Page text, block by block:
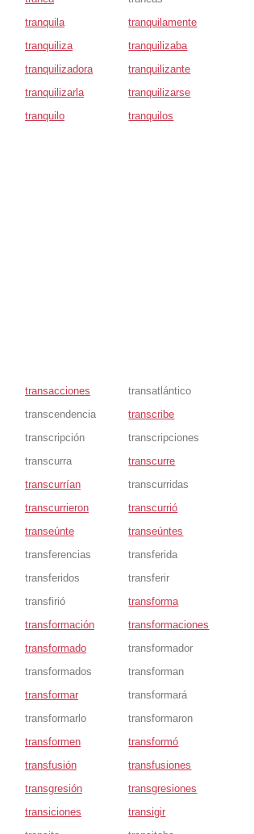
tranquila
tranquilamente
tranquiliza
tranquilizaba
tranquilizadora
tranquilizante
tranquilizarla
tranquilizarse
tranquilo tranquilos
transacciones
transatlántico
transcendencia
transcribe
transcripción
transcripciones
transcurra
transcurre
transcurrían
transcurridas
transcurrieron
transcurrió
transeúnte
transeúntes
transferencias
transferida
transferidos
transferir
transfirió
transforma
transformación
transformaciones
transformado
transformador
transformados
transforman
transformar
transformará
transformarlo
transformaron
transformen
transformó
transfusión
transfusiones
transgresión
transgresiones
transiciones
transigir